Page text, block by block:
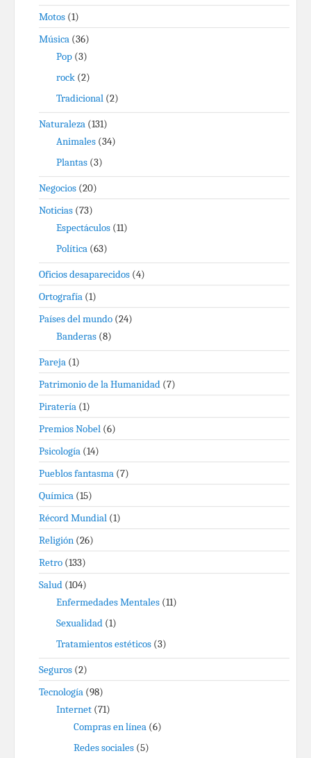
Motos (1)
Música (36)
Pop (3)
rock (2)
Tradicional (2)
Naturaleza (131)
Animales (34)
Plantas (3)
Negocios (20)
Noticias (73)
Espectáculos (11)
Política (63)
Oficios desaparecidos (4)
Ortografía (1)
Países del mundo (24)
Banderas (8)
Pareja (1)
Patrimonio de la Humanidad (7)
Piratería (1)
Premios Nobel (6)
Psicología (14)
Pueblos fantasma (7)
Química (15)
Récord Mundial (1)
Religión (26)
Retro (133)
Salud (104)
Enfermedades Mentales (11)
Sexualidad (1)
Tratamientos estéticos (3)
Seguros (2)
Tecnología (98)
Internet (71)
Compras en línea (6)
Redes sociales (5)